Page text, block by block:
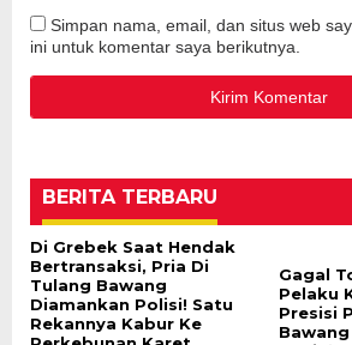
Simpan nama, email, dan situs web
ini untuk komentar saya berikutnya.
BERITA TERBARU
Di Grebek Saat Hendak
Bertransaksi, Pria Di
Tulang Bawang
Diamankan Polisi! Satu
Rekannya Kabur Ke
Gagal
Pelaku
Presisi